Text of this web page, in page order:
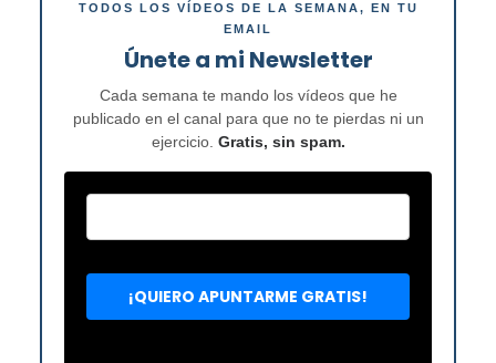
TODOS LOS VÍDEOS DE LA SEMANA, EN TU
EMAIL
Únete a mi Newsletter
Cada semana te mando los vídeos que he
publicado en el canal para que no te pierdas ni un
ejercicio. Gratis, sin spam.